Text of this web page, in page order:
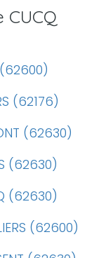
(62176)
(62630)
(62630)
(62630)
(62600)